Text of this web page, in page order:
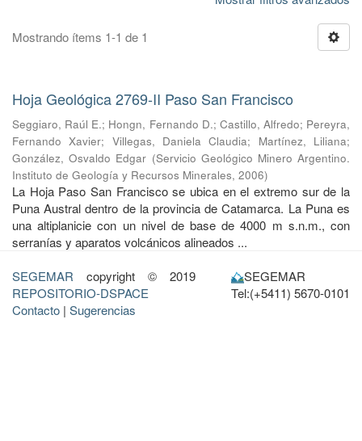
Mostrando ítems 1-1 de 1
Hoja Geológica 2769-II Paso San Francisco
Seggiaro, Raúl E.; Hongn, Fernando D.; Castillo, Alfredo; Pereyra,
Fernando Xavier; Villegas, Daniela Claudia; Martínez, Liliana;
González, Osvaldo Edgar (Servicio Geológico Minero Argentino.
Instituto de Geología y Recursos Minerales, 2006)
La Hoja Paso San Francisco se ubica en el extremo sur de la
Puna Austral dentro de la provincia de Catamarca. La Puna es
una altiplanicie con un nivel de base de 4000 m s.n.m., con
serranías y aparatos volcánicos alineados ...
SEGEMAR copyright © 2019
REPOSITORIO-DSPACE
Contacto | Sugerencias
SEGEMAR
Tel:(+5411) 5670-0101